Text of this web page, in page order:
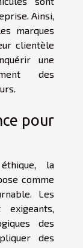
Ainsi,
marques
clientèle
une
des
pour
la
comme
Les
des
des